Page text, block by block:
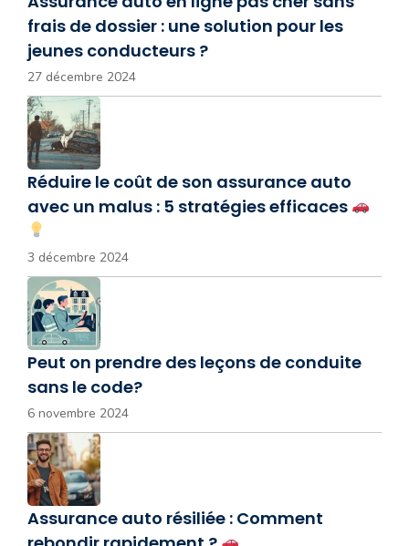
frais de dossier : une solution pour les
jeunes conducteurs ?
27 décembre 2024
Réduire le coût de son assurance auto
avec un malus : 5 stratégies efficaces
3 décembre 2024
Peut on prendre des leçons de conduite
sans le code?
6 novembre 2024
Assurance auto résiliée : Comment